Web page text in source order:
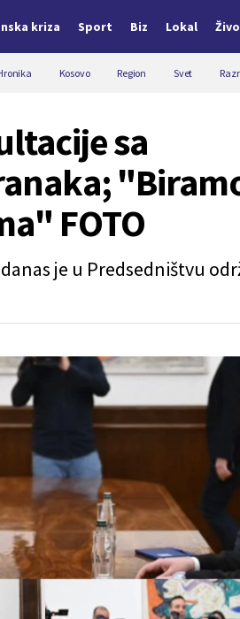
kriza Sport Biz Lokal
Kosovo Region Svet
sa
FOTO
je u Predsedništvu